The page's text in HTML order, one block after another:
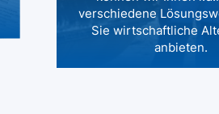
verschiedene
Sie wirtschaftliche
anbieten.